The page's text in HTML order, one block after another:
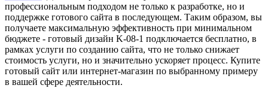
профессиональным подходом не только к разработке, но и
поддержке готового сайта в последующем. Таким образом, вы
получаете максимальную эффективность при минимальном
бюджете - готовый дизайн K-08-1 подключается бесплатно, в
рамках услуги по созданию сайта, что не только снижает
стоимость услуги, но и значительно ускоряет процесс. Купите
готовый сайт или интернет-магазин по выбранному примеру
в вашей сфере деятельности.